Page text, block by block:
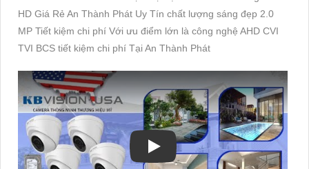
HD Giá Rẻ An Thành Phát Uy Tín chất lượng sáng đẹp 2.0
MP Tiết kiệm chi phí Với ưu điểm lớn là công nghệ AHD CVI
TVI BCS tiết kiệm chi phí Tại An Thành Phát